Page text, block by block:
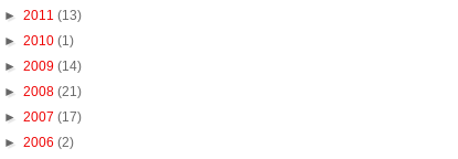
► 2011 (13)
► 2010 (1)
► 2009 (14)
► 2008 (21)
► 2007 (17)
► 2006 (2)